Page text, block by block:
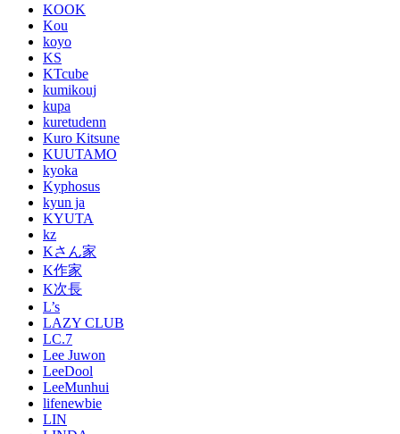
KOOK
Kou
koyo
KS
KTcube
kumikouj
kupa
kuretudenn
Kuro Kitsune
KUUTAMO
kyoka
Kyphosus
kyun ja
KYUTA
kz
Kさん家
K作家
K次長
L’s
LAZY CLUB
LC.7
Lee Juwon
LeeDool
LeeMunhui
lifenewbie
LIN